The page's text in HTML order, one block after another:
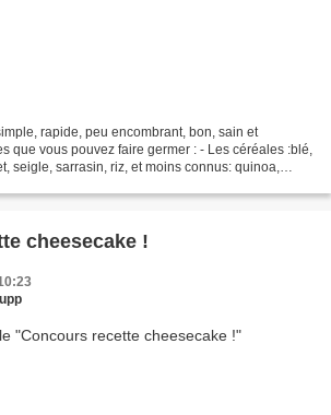
rapide, peu encombrant, bon, sain et
que vous pouvez faire germer : - Les céréales :blé,
seigle, sarrasin, riz, et moins connus: quinoa,
cheesecake !